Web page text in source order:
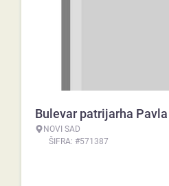
Bulevar patrijarha Pavla
NOVI SAD
ŠIFRA: #571387